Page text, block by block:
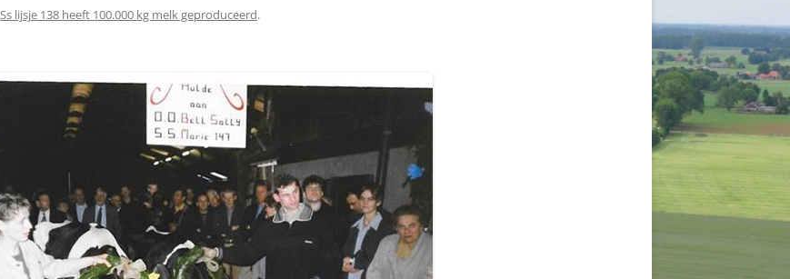
Ss lijsje 138 heeft 100.000 kg melk geproduceerd.